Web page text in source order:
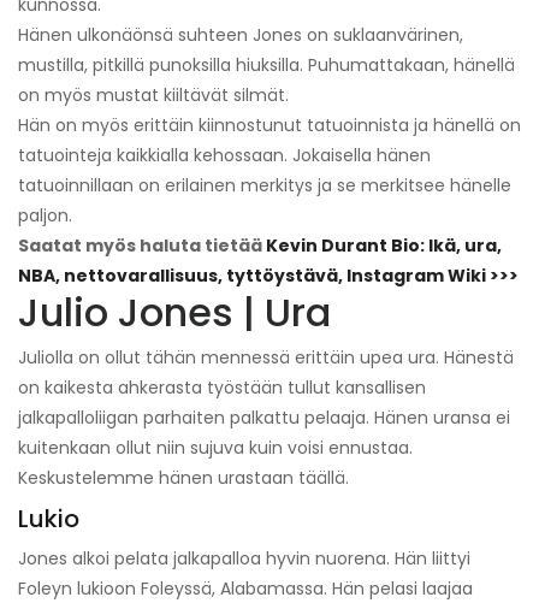
kunnossa.
Hänen ulkonäönsä suhteen Jones on suklaanvärinen,
mustilla, pitkillä punoksilla hiuksilla. Puhumattakaan, hänellä
on myös mustat kiiltävät silmät.
Hän on myös erittäin kiinnostunut tatuoinnista ja hänellä on
tatuointeja kaikkialla kehossaan. Jokaisella hänen
tatuoinnillaan on erilainen merkitys ja se merkitsee hänelle
paljon.
Saatat myös haluta tietää Kevin Durant Bio: Ikä, ura,
NBA, nettovarallisuus, tyttöystävä, Instagram Wiki >>>
Julio Jones | Ura
Juliolla on ollut tähän mennessä erittäin upea ura. Hänestä
on kaikesta ahkerasta työstään tullut kansallisen
jalkapalloliigan parhaiten palkattu pelaaja. Hänen uransa ei
kuitenkaan ollut niin sujuva kuin voisi ennustaa.
Keskustelemme hänen urastaan ​​täällä.
Lukio
Jones alkoi pelata jalkapalloa hyvin nuorena. Hän liittyi
Foleyn lukioon Foleyssä, Alabamassa. Hän pelasi laajaa